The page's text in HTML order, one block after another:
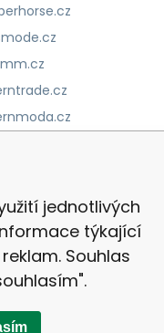
jednotlivých
týkající
Souhlas